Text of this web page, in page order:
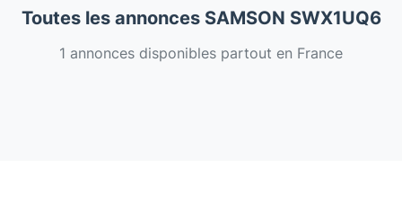
Toutes les annonces SAMSON SWX1UQ6
1 annonces disponibles partout en France